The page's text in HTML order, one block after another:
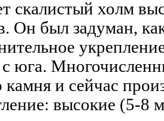
скалистый холм
Он был задуман,
юга.
камня и сейчас
высокие (5-8